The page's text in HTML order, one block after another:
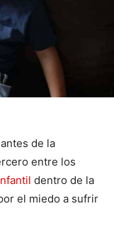
de la
entre los
dentro de la
el miedo a sufrir